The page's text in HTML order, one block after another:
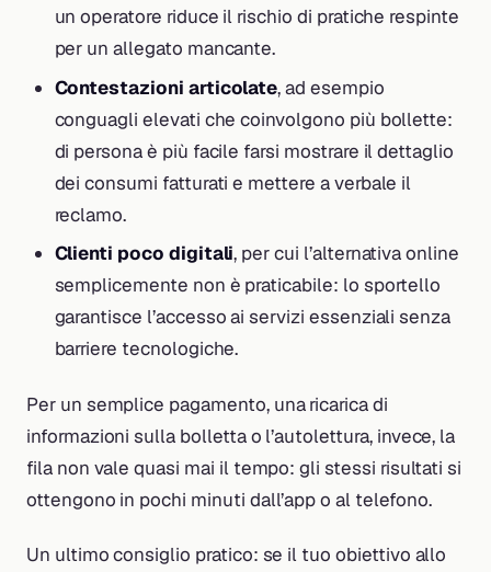
un operatore riduce il rischio di pratiche respinte
per un allegato mancante.
Contestazioni articolate, ad esempio
conguagli elevati che coinvolgono più bollette:
di persona è più facile farsi mostrare il dettaglio
dei consumi fatturati e mettere a verbale il
reclamo.
Clienti poco digitali, per cui l’alternativa online
semplicemente non è praticabile: lo sportello
garantisce l’accesso ai servizi essenziali senza
barriere tecnologiche.
Per un semplice pagamento, una ricarica di
informazioni sulla bolletta o l’autolettura, invece, la
fila non vale quasi mai il tempo: gli stessi risultati si
ottengono in pochi minuti dall’app o al telefono.
Un ultimo consiglio pratico: se il tuo obiettivo allo